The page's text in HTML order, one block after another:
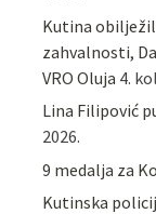
Kutina
zahvalnosti,
VRO Oluja 4.
Lina Filipović
2026.
9 medalja za
Kutinska